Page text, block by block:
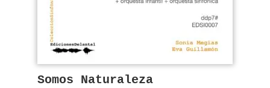
Somos Naturaleza